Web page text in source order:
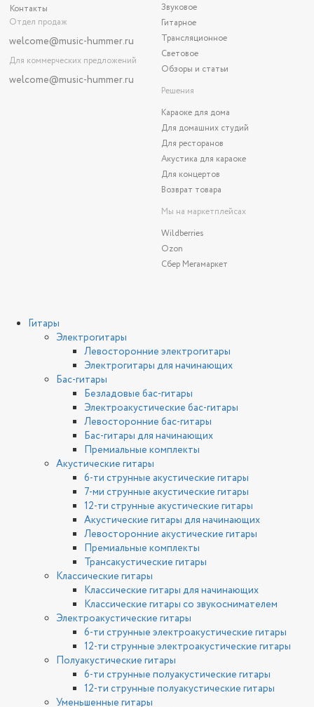
Контакты
Отдел продаж
welcome@music-hummer.ru
Для коммерческих предложений
welcome@music-hummer.ru
Звуковое
Гитарное
Трансляционное
Световое
Обзоры и статьи
Решения
Караоке для дома
Для домашних студий
Для ресторанов
Акустика для караоке
Для концертов
Возврат товара
Мы на маркетплейсах
Wildberries
Ozon
Сбер Мегамаркет
Гитары
Электрогитары
Левосторонние электрогитары
Электрогитары для начинающих
Бас-гитары
Безладовые бас-гитары
Электроакустические бас-гитары
Левосторонние бас-гитары
Бас-гитары для начинающих
Премиальные комплекты
Акустические гитары
6-ти струнные акустические гитары
7-ми струнные акустические гитары
12-ти струнные акустические гитары
Акустические гитары для начинающих
Левосторонние акустические гитары
Премиальные комплекты
Трансакустические гитары
Классические гитары
Классические гитары для начинающих
Классические гитары со звукоснимателем
Электроакустические гитары
6-ти струнные электроакустические гитары
12-ти струнные электроакустические гитары
Полуакустические гитары
6-ти струнные полуакустические гитары
12-ти струнные полуакустические гитары
Уменьшенные гитары